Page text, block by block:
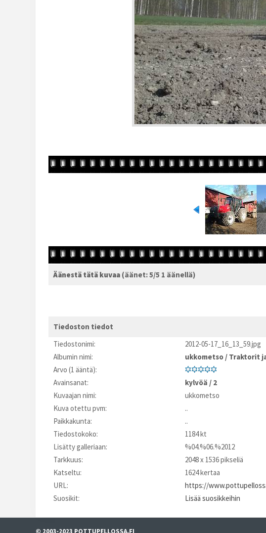
Äänestä tätä kuvaa (äänet: 5/5 1 äänellä)
Tiedoston tiedot
Tiedostonimi:
2012-05-17_16_13_59.jpg
Albumin nimi:
ukkometso / Traktorit
Arvo (1 ääntä):
Avainsanat:
kylvöä / 2
Kuvaajan nimi:
ukkometso
Kuva otettu pvm:
..
Paikkakunta:
..
Tiedostokoko:
1184 kt
Lisätty galleriaan:
%04.%06.%2012
Tarkkuus:
2048 x 1536 pikseliä
Katseltu:
1624 kertaa
URL:
https://
Suosikit:
Lisää suosikkeihin
© 2003-2023 POTTUPELLOSSA.FI